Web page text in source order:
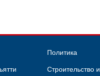
Политика
Строительство и